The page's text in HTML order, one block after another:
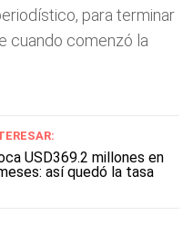
para terminar
cuando comenzó la
USD369.2 millones en
así quedó la tasa